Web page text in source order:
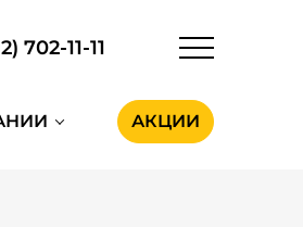
702-11-11
АКЦИИ